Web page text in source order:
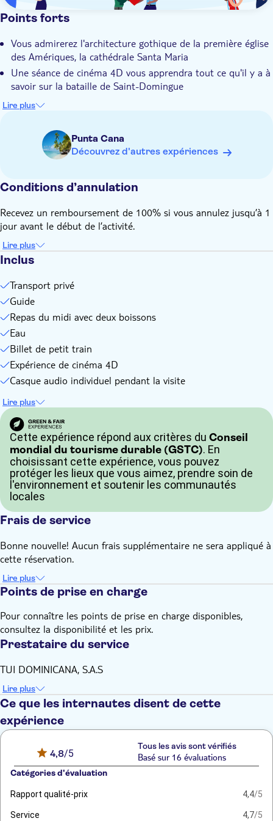
Points forts
Vous admirerez l'architecture gothique de la première église
des Amériques, la cathédrale Santa Maria
Une séance de cinéma 4D vous apprendra tout ce qu'il y a à
savoir sur la bataille de Saint-Domingue
Un petit train touristique vous emmène à travers la zone
Vous dégusterez un repas traditionnel dominicain le midi
dans un restaurant familial situé dans un bâtiment du 16ᵉ
privé pour que vous puissiez planifier la journée selon vos
Lire plus
Punta Cana
Découvrez d'autres expériences
Conditions d’annulation
Recevez un remboursement de 100% si vous annulez jusqu’à 1
jour avant le début de l’activité.
Lire plus
Inclus
Transport privé
Guide
Repas du midi avec deux boissons
Eau
Billet de petit train
Expérience de cinéma 4D
Casque audio individuel pendant la visite
Lire plus
Cette expérience répond aux critères du Conseil
mondial du tourisme durable (GSTC). En
choisissant cette expérience, vous pouvez
protéger les lieux que vous aimez, prendre soin de
l'environnement et soutenir les communautés
locales
Frais de service
Bonne nouvelle! Aucun frais supplémentaire ne sera appliqué à
cette réservation.
Lire plus
Points de prise en charge
Pour connaître les points de prise en charge disponibles,
consultez la disponibilité et les prix.
Prestataire du service
TUI DOMINICANA, S.A.S
Lire plus
Ce que les internautes disent de cette
expérience
4,8/5
Tous les avis sont vérifiés
Basé sur 16 évaluations
Catégories d'évaluation
Rapport qualité-prix 4,4/5
Service 4,7/5